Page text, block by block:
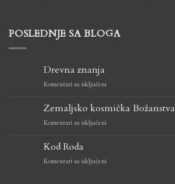
POSLEDNJE SA BLOGA
Drevna znanja
Komentari su isključenina
znanja
Zemaljsko kosmička Božanstva
Komentari su isključenina
Kod Roda
Komentari su isključenina